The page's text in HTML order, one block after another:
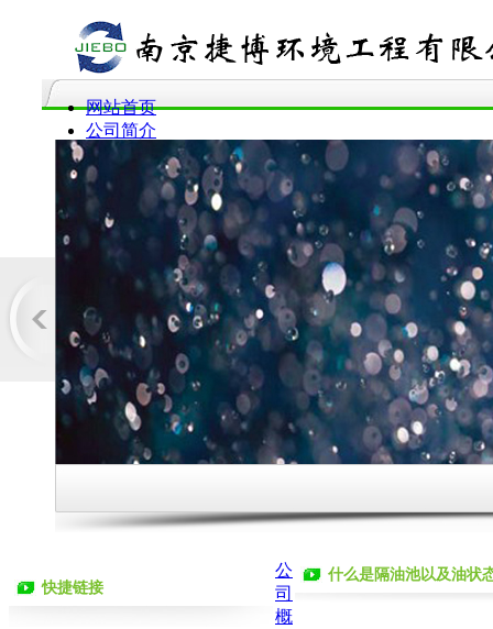
网站首页
公司简介
服务范围
产品介绍
企业动态
工程案例
企业资质
联系我们
快捷链接
什么是隔油池以及油状
公
司
概